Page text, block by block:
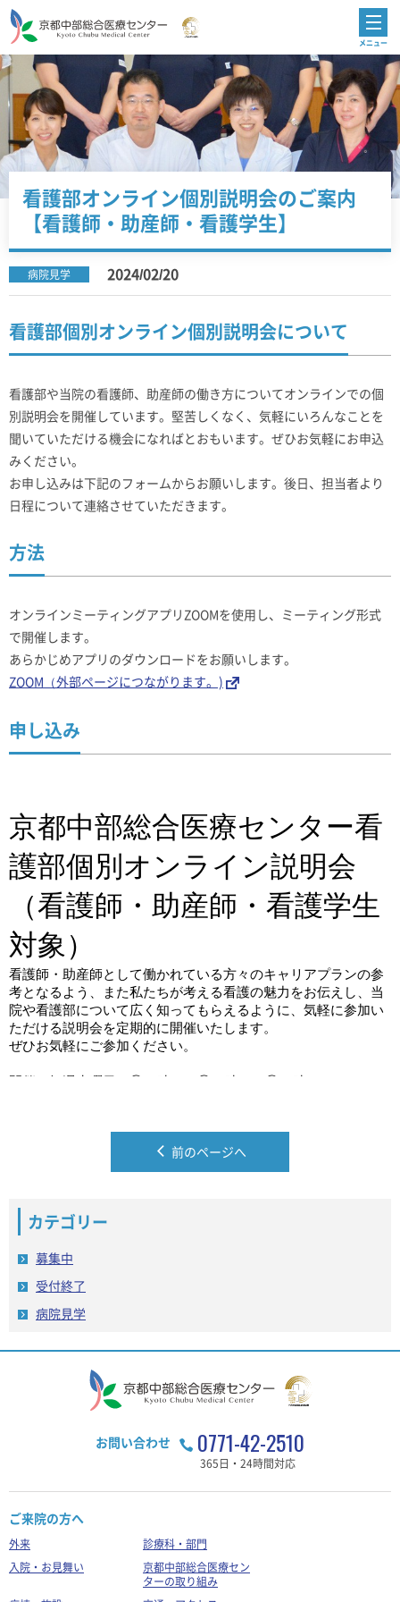
看護部オンライン個別説明会のご案内
【看護師・助産師・看護学生】
病院見学 2024/02/20
看護部個別オンライン個別説明会について
看護部や当院の看護師、助産師の働き方についてオンラインでの個
別説明会を開催しています。堅苦しくなく、気軽にいろんなことを
聞いていただける機会になればとおもいます。ぜひお気軽にお申込
みください。
お申し込みは下記のフォームからお願いします。後日、担当者より
日程について連絡させていただきます。
方法
オンラインミーティングアプリZOOMを使用し、ミーティング形式
で開催します。
あらかじめアプリのダウンロードをお願いします。
ZOOM（外部ページにつながります。)
申し込み
前のページへ
カテゴリー
募集中
受付終了
病院見学
お問い合わせ 0771-42-2510
365日・24時間対応
ご来院の方へ
外来
診療科・部門
入院・お見舞い
京都中部総合医療セン
ターの取り組み